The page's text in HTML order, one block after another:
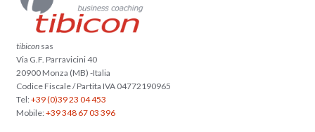
tibicon sas
Via G.F. Parravicini 40
20900 Monza (MB) -Italia
Codice Fiscale / Partita IVA 04772190965
Tel:+39 (0)39 23 04 453
Mobile:+39 348 67 03 396